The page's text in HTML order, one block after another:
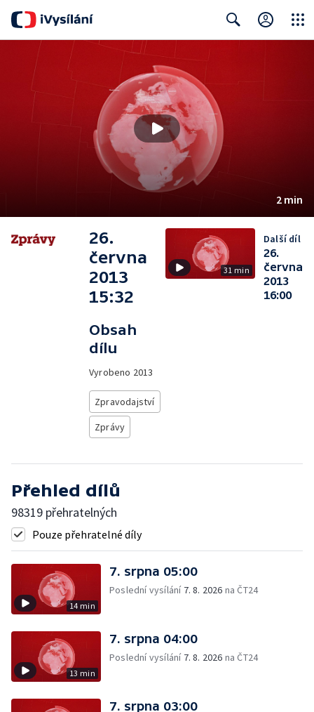
2 min
26.
června
2013
15:32
Obsah
dílu
Vyrobeno 2013
Zpravodajství
Zprávy
31 min
Další díl
26.
června
2013
16:00
Přehled dílů
98319 přehratelných
Pouze přehratelné díly
14 min
7. srpna 05:00
Poslední vysílání 7. 8. 2026 na ČT24
13 min
7. srpna 04:00
Poslední vysílání 7. 8. 2026 na ČT24
7. srpna 03:00